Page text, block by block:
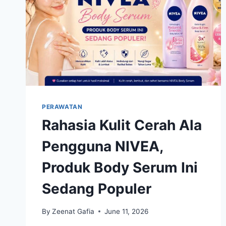
PERAWATAN
Rahasia Kulit Cerah Ala
Pengguna NIVEA,
Produk Body Serum Ini
Sedang Populer
By Zeenat Gafia June 11, 2026